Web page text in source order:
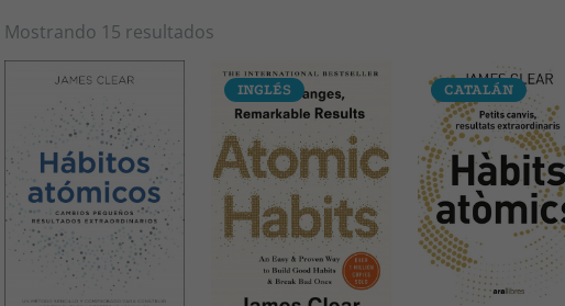
Mostrando 15 resultados
INGLÉS CATALÁN